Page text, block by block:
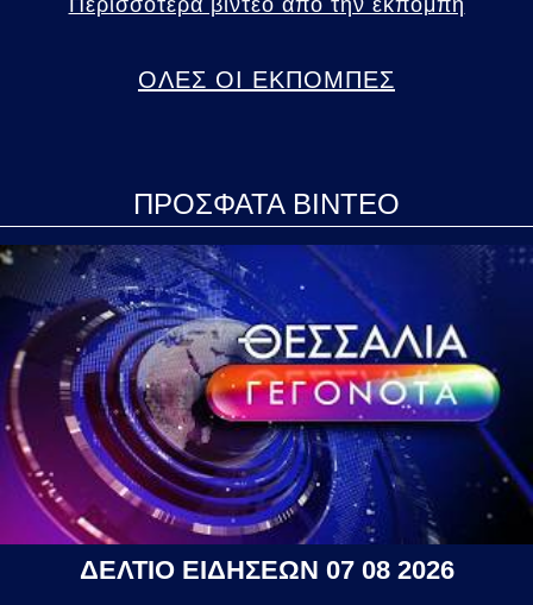
ΟΛΕΣ ΟΙ ΕΚΠΟΜΠΕΣ
ΠΡΟΣΦΑΤΑ ΒΙΝΤΕΟ
ΔΕΛΤΙΟ ΕΙΔΗΣΕΩΝ 07 08 2026